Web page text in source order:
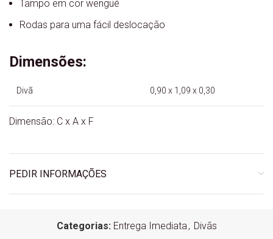
Tampo em cor wengué
Rodas para uma fácil deslocação
Dimensões:
Divã 0,90 x 1,09 x 0,30
Dimensão: C x A x F
PEDIR INFORMAÇÕES
Categorias: Entrega Imediata , Divãs